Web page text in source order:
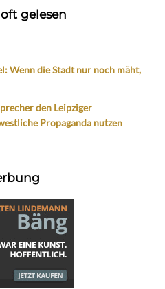
gelesen
Wenn die Stadt nur noch mäht,
den Leipziger
Propaganda nutzen